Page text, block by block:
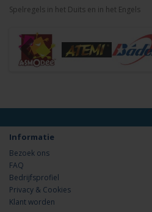
Spelregels in het Duits en in het Engels
Informatie
Bezoek ons
FAQ
Bedrijfsprofiel
Privacy & Cookies
Klant worden